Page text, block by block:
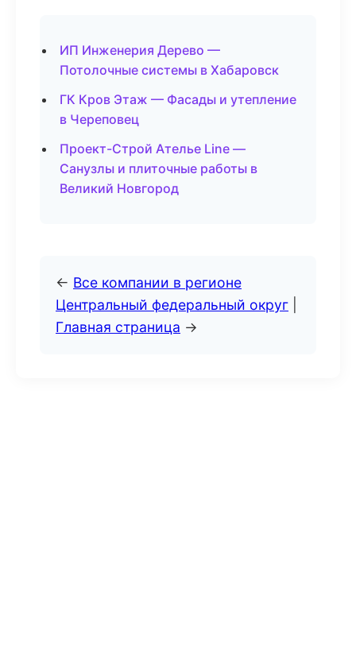
ИП Инженерия Дерево —
Потолочные системы в Хабаровск
ГК Кров Этаж — Фасады и утепление
в Череповец
Проект-Строй Ателье Line —
Санузлы и плиточные работы в
Великий Новгород
← Все компании в регионе
Центральный федеральный округ
Главная страница →